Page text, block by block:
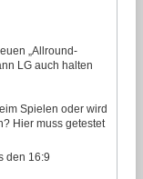
„Allround-
LG auch halten
Spielen oder wird
Hier muss getestet
den 16:9